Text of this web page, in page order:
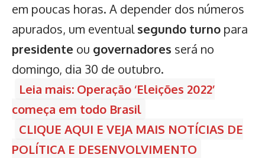
em poucas horas. A depender dos números
apurados, um eventualsegundo turno para
presidente ou governadores será no
domingo, dia 30 de outubro.
Leia mais: Operação ‘Eleições 2022’
começa em todo Brasil
CLIQUE AQUI E VEJA MAIS NOTÍCIAS DE
POLÍTICA E DESENVOLVIMENTO